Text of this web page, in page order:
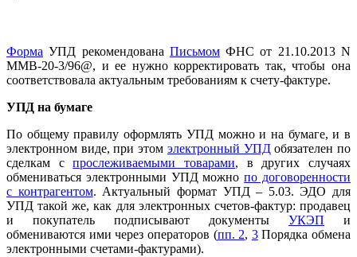
Форма УПД рекомендована ПисьмомФНС от 21.10.2013 N
ММВ-20-3/96@, и ее нужно корректировать так, чтобы она
соответствовала актуальным требованиям к счету-фактуре.
УПД на бумаге
По общему правилу оформлять УПД можно и на бумаге, и в
электронном виде, при этом электронный УПДобязателен по
сделкам спрослеживаемыми товарами, в других случаях
обмениваться электронными УПД можнопо договоренности
с контрагентом. Актуальный формат УПД – 5.03. ЭДО для
УПД такой же, как для электронных счетов-фактур: продавец
и покупатель подписывают документы УКЭП и
обмениваются ими через операторов (пп. 2, 3Порядка обмена
электронными счетами-фактурами).